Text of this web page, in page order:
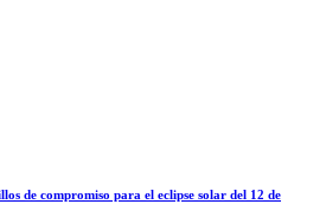
de compromiso para el eclipse solar del 12 de